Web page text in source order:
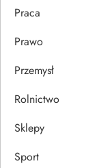
Praca
Prawo
Przemysł
Rolnictwo
Sklepy
Sport